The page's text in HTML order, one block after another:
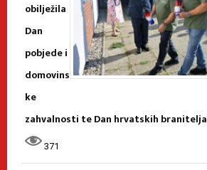
obilježila
Dan
pobjede i
domovins
ke
zahvalnosti te Dan hrvatskih branitelja
371